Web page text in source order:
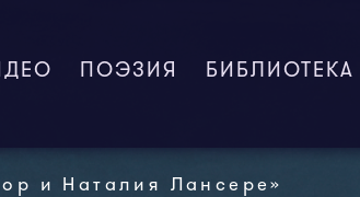
ПОЭЗИЯ БИБЛИОТЕКА
и Наталия Лансере»